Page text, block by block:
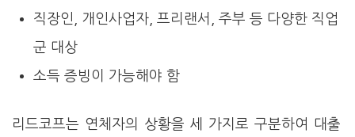
직장인, 개인사업자, 프리랜서, 주부 등 다양한 직업
군 대상
소득 증빙이 가능해야 함
리드코프는 연체자의 상황을 세 가지로 구분하여 대출